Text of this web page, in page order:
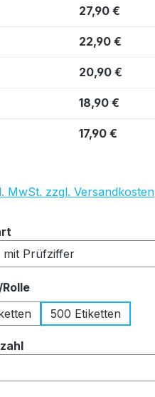
27,90 €
22,90 €
20,90 €
18,90 €
17,90 €
MwSt. zzgl. Versandkosten
auswählen
500 Etiketten
auswählen